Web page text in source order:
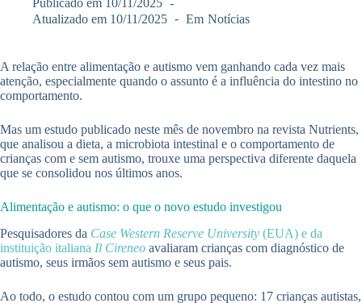
Publicado em 10/11/2025
Atualizado em 10/11/2025 Em Notícias
A relação entre alimentação e autismo vem ganhando cada vez mais
atenção, especialmente quando o assunto é a influência do intestino no
comportamento.
Mas um estudo publicado neste mês de novembro na revista Nutrients,
que analisou a dieta, a microbiota intestinal e o comportamento de
crianças com e sem autismo, trouxe uma perspectiva diferente daquela
que se consolidou nos últimos anos.
Alimentação e autismo: o que o novo estudo investigou
Pesquisadores da Case Western Reserve University (EUA) e da
instituição italiana Il Cireneo avaliaram crianças com diagnóstico de
autismo, seus irmãos sem autismo e seus pais.
Ao todo, o estudo contou com um grupo pequeno: 17 crianças autistas,